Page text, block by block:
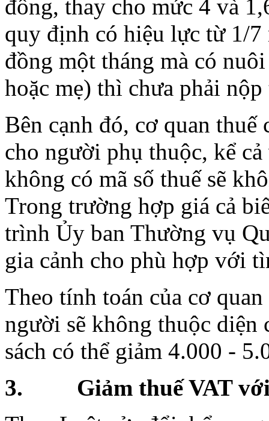
đồng, thay cho mức 4 và
quy định có hiệu lực từ 1/
đồng một tháng mà có
hoặc mẹ) thì chưa phải nộp
Bên cạnh đó, cơ quan thuế
cho người phụ thuộc, kể
không có mã số thuế sẽ
Trong trường hợp giá cả
trình Ủy ban Thường vụ
gia cảnh cho phù hợp với
Theo tính toán của cơ
người sẽ không thuộc diện
sách có thể giảm 4.000 -
3. Giảm thuế VAT với